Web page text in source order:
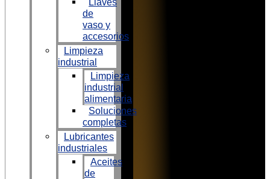
Llaves
de
vaso y
accesorios
Limpieza
industrial
Limpieza
industrial
alimentaria
Soluciones
completas
Lubricantes
industriales
Aceites
de